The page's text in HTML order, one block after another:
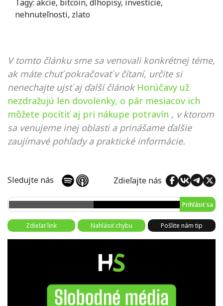
Tagy: akcie, bitcoin, dlhopisy, investície,
nehnuteľnosti, zlato
V tomto článku sme sa venovali konkrétnej téme,
ak máte chuť pokračovať v čítaní, určite si
nenechajte ujsť aj ďalší článok Horúčavy už
nezdražujú len dovolenky, o pár mesiacov ich
môžete pocítiť aj pri nákupe potravín , v ktorom
sa venujeme inej oblasti a prinášame ďalšie
zaujímavé pohľady a praktické informácie.
Sledujte nás Zdieľajte nás
Prihlásiť sa
Zdieľať link Nahlásiť chybu Pošlite nám tip